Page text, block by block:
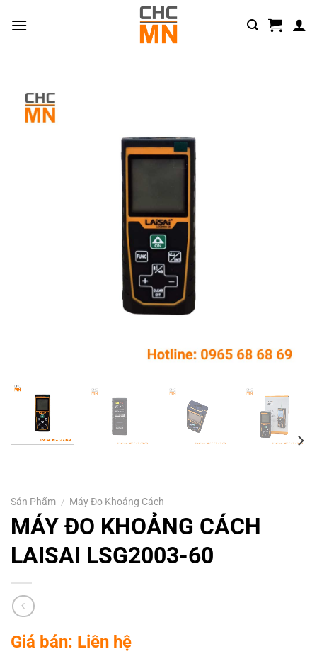
Sản Phẩm / Máy Đo Khoảng Cách
MÁY ĐO KHOẢNG CÁCH
LAISAI LSG2003-60
Giá bán: Liên hệ